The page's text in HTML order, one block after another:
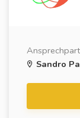
Sandro